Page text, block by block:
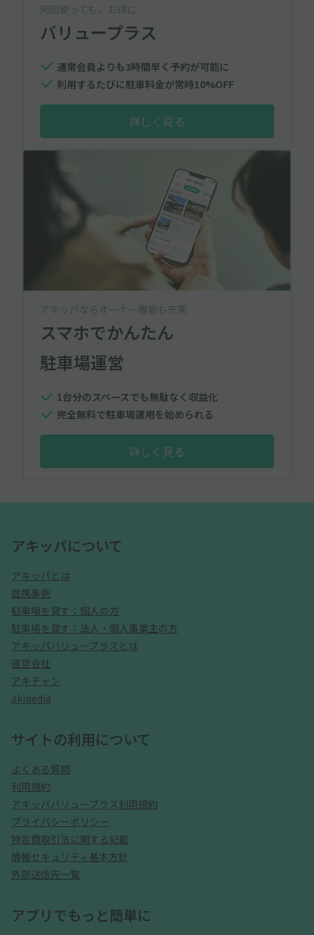
何回使っても、お得に
バリュープラス
通常会員よりも3時間早く予約が可能に
利用するたびに駐車料金が常時10%OFF
詳しく見る
アキッパならオーナー機能も充実
スマホでかんたん
駐車場運営
1台分のスペースでも無駄なく収益化
完全無料で駐車場運用を始められる
詳しく見る
アキッパについて
アキッパとは
提携事例
駐車場を貸す：個人の方
駐車場を貸す：法人・個人事業主の方
アキッパバリュープラスとは
運営会社
アキチャン
akipedia
サイトの利用について
よくある質問
利用規約
アキッパバリュープラス利用規約
プライバシーポリシー
特定商取引法に関する記載
情報セキュリティ基本方針
外部送信先一覧
アプリでもっと簡単に